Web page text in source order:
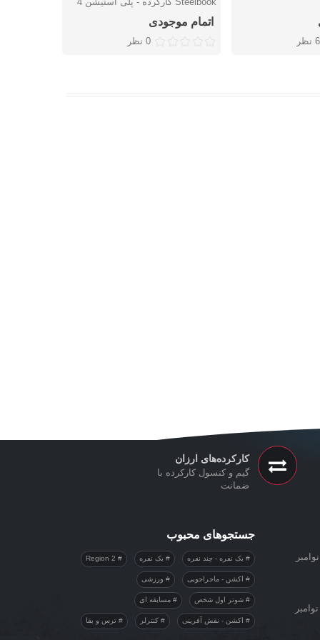
6 نظر
اتمام موجودی
0 نظر
کارکرده‌های ارزان
گیم و کنسول کارکرده با
ضمانت
جستجوهای محبوب
یک نفره - چند نفره یک نفره
اکشن - ماجراجویی ورزشی
شوتر اول شخص مسابقه ای
اکشن - نقش آفرینی کنترلر ترس و بقا